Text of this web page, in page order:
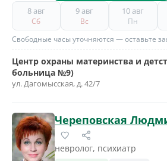
8 авг
Сб
9 авг
Вс
10 авг
Пн
Свободные часы уточняются — оставьте
Центр охраны материнства и
больница №9)
ул. Дагомысская, д. 42/7
Череповская
невролог, психиатр